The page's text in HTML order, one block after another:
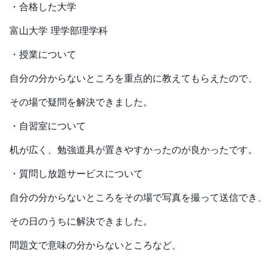
・合格した大学
富山大学 理学部理学科
・授業について
自分の分からないところを重点的に教えてもらえたので、
その場で疑問を解決できました。
・自習室について
机が広く、勉強道具が置きやすかったのが良かったです。
・質問し放題サービスについて
自分の分からないところをその場で写真を撮って送信でき、
その日のうちに解決できました。
問題文で意味の分からないところなど、